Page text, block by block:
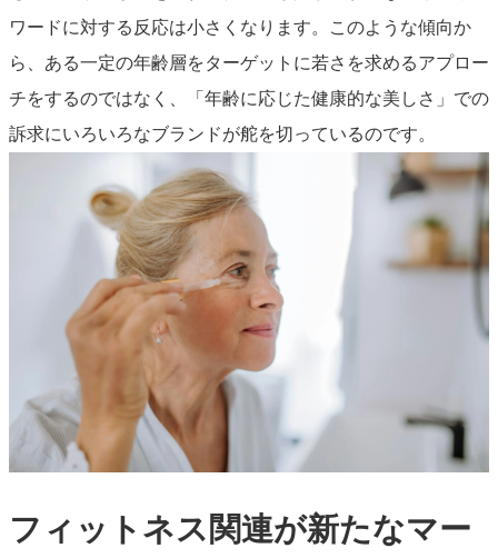
ワードに対する反応は小さくなります。このような傾向か
ら、ある一定の年齢層をターゲットに若さを求めるアプロー
チをするのではなく、「年齢に応じた健康的な美しさ」での
訴求にいろいろなブランドが舵を切っているのです。
フィットネス関連が新たなマー